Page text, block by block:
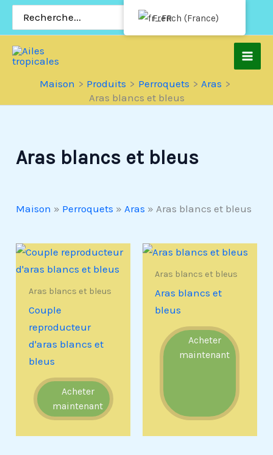
Passer
Maison Produits Perroquets
Aras
Aras blancs et bleus
Aras blancs et bleus
Maison » Perroquets »Aras »Aras blancs et bleus
Aras blancs et bleus
Couple
reproducteur
d'aras blancs et
bleus
Acheter
maintenant
Aras blancs et bleus
Aras blancs et
bleus
Acheter
maintenant
French (France)